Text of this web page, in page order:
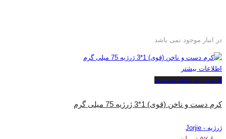
در انبار موجود نمی باشد
اطلاعات بیشتر
افزودن به علاقه مندی ها
کرم دست و ناخن (قوی) 1*3 ژرژیه 75 میلی گرم
ژرژیه - Jorjie